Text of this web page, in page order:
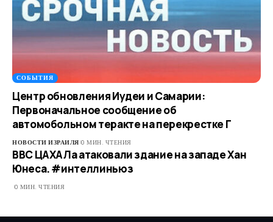
СОБЫТИЯ
Центр обновления Иудеи и Самарии:
Первоначальное сообщение об
автомобольном теракте на перекрестке Г
НОВОСТИ ИЗРАИЛЯ 0 МИН. ЧТЕНИЯ
ВВС ЦАХАЛа атаковали здание на западе Хан
Юнеса. #интеллиньюз
0 МИН. ЧТЕНИЯ